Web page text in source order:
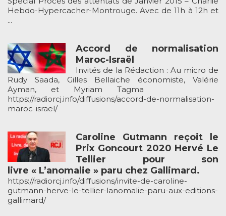
Hebdo-Hypercacher-Montrouge. Avec de 11h à 12h et
...
Accord de normalisation
Maroc-Israël
Invités de la Rédaction : Au micro de
Rudy Saada, Gilles Bellaiche économiste, Valérie
Ayman, et Myriam Tagma
https://radiorcj.info/diffusions/accord-de-normalisation-
maroc-israel/
Caroline Gutmann reçoit le
Prix Goncourt 2020 Hervé Le
Tellier pour son
livre « L’anomalie » paru chez Gallimard.
https://radiorcj.info/diffusions/invite-de-caroline-
gutmann-herve-le-tellier-lanomalie-paru-aux-editions-
gallimard/